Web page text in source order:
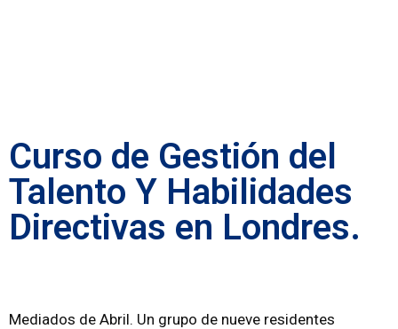
Curso de Gestión del
Talento Y Habilidades
Directivas en Londres.
Mediados de Abril. Un grupo de nueve residentes